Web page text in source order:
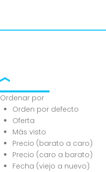
Ordenar por
Orden por defecto
Oferta
Más visto
Precio (barato a caro)
Precio (caro a barato)
Fecha (viejo a nuevo)